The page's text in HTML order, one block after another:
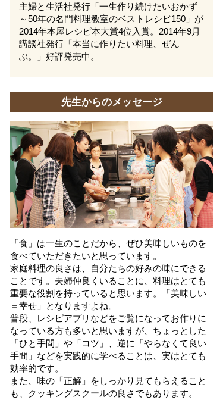
主婦と生活社発行「一生作り続けたいおかず
～50年の名門料理教室のベストレシピ150」が
2014年本屋レシピ本大賞4位入賞。2014年9月
講談社発行「本当に作りたい料理、ぜん
ぶ。」好評発売中。
先生からのメッセージ
「食」は一生のことだから、ぜひ美味しいものを
食べていただきたいと思っています。
家庭料理の良さは、自分たちの好みの味にできる
ことです。夫婦仲良くいることに、料理はとても
重要な役割を持っていると思います。「美味しい
＝幸せ」となりますよね。
普段、レシピアプリなどをご覧になってお作りに
なっている方も多いと思いますが、ちょっとした
「ひと手間」や「コツ」、逆に「やらなくて良い
手間」などを実践的に学べることは、実はとても
効率的です。
また、味の「正解」をしっかり見てもらえること
も、クッキングスクールの良さでもあります。